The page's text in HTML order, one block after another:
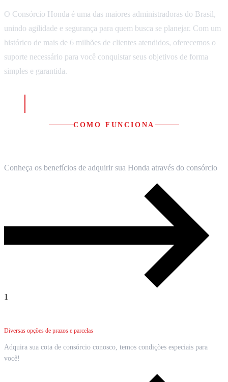
O Consórcio Honda é uma das maiores administradoras do Brasil,
unindo agilidade e segurança para quem busca se planejar. Com um
histórico de mais de 6 milhões de clientes atendidos, oferecemos o
suporte necessário para você conquistar seus objetivos de forma
simples e garantida.
COMO FUNCIONA
Conheça os benefícios de adquirir sua Honda através do consórcio
1
Diversas opções de prazos e parcelas
Adquira sua cota de consórcio conosco, temos condições especiais para
você!